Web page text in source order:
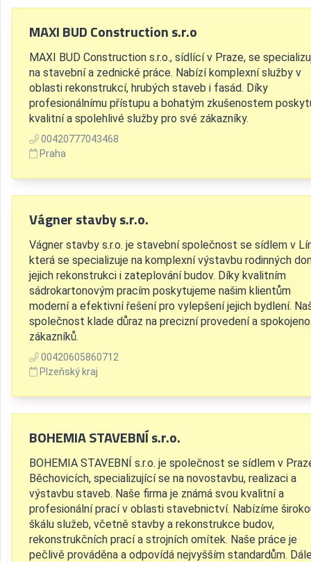
MAXI BUD Construction s.r.o
MAXI BUD Construction s.r.o., sídlící v Praze, se
na stavební a zednické práce. Nabízí komplexní služby v
oblasti rekonstrukcí, hrubých staveb i fasád. Díky
profesionálnímu přístupu a bohatým zkušenostem
kvalitní a spolehlivé služby pro své zákazníky.
00420777043468
Praha
Vágner stavby s.r.o.
Vágner stavby s.r.o. je stavební společnost se sídlem v
která se specializuje na komplexní výstavbu rodinných
jejich rekonstrukci i zateplování budov. Díky kvalitním
sádrokartonovým pracím poskytujeme našim klientům
moderní a efektivní řešení pro vylepšení jejich bydlení.
společnost klade důraz na precizní provedení a
zákazníků.
00420605860712
Plzeňský kraj
BOHEMIA STAVEBNÍ s.r.o.
BOHEMIA STAVEBNÍ s.r.o. je společnost se sídlem v
Běchovicích, specializující se na novostavbu, realizaci a
výstavbu staveb. Naše firma je známá svou kvalitní a
profesionální prací v oblasti stavebnictví. Nabízíme
škálu služeb, včetně stavby a rekonstrukce budov,
rekonstrukčních prací a strojních omítek. Naše práce je
pečlivě prováděna a odpovídá nejvyšším standardům.